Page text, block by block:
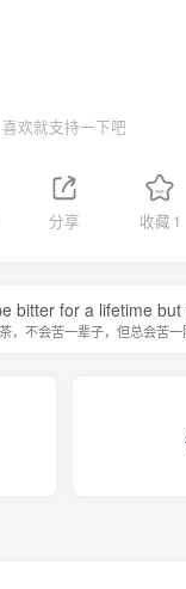
喜欢就支持一下吧
分享 收藏 1
bitter for a lifetime
，不会苦一辈子，但总会苦一